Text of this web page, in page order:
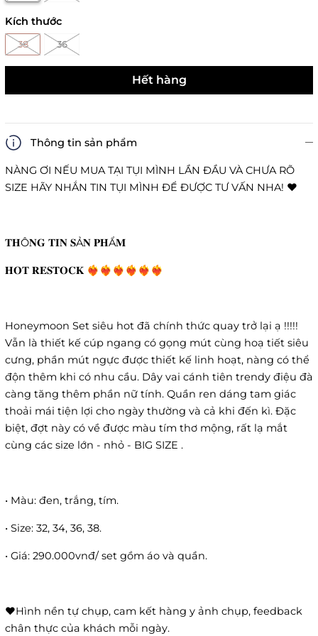
Kích thước
38 36
Hết hàng
Thông tin sản phẩm
NÀNG ƠI NẾU MUA TẠI TỤI MÌNH LẦN ĐẦU VÀ CHƯA RÕ
SIZE HÃY NHẮN TIN TỤI MÌNH ĐỂ ĐƯỢC TƯ VẤN NHA! ❤️
𝐓𝐇Ô𝐍𝐆 𝐓𝐈𝐍 𝐒Ả𝐍 𝐏𝐇Ẩ𝐌
𝐇𝐎𝐓 𝐑𝐄𝐒𝐓𝐎𝐂𝐊 ❤️‍🔥❤️‍🔥❤️‍🔥❤️‍🔥❤️‍🔥❤️‍🔥
Honeymoon Set siêu hot đã chính thức quay trở lại ạ !!!!!
Vẫn là thiết kế cúp ngang có gọng mút cùng hoạ tiết siêu
cưng, phần mút ngực được thiết kế linh hoạt, nàng có thể
độn thêm khi có nhu cầu. Dây vai cánh tiên trendy điệu đà
càng tăng thêm phần nữ tính. Quần ren dáng tam giác
thoải mái tiện lợi cho ngày thường và cả khi đến kì. Đặc
biệt, đợt này có về được màu tím thơ mộng, rất lạ mắt
cùng các size lớn - nhỏ - BIG SIZE .
• Màu: đen, trắng, tím.
• Size: 32, 34, 36, 38.
• Giá: 290.000vnđ/ set gồm áo và quần.
❤️Hình nền tự chụp, cam kết hàng y ảnh chụp, feedback
chân thực của khách mỗi ngày.